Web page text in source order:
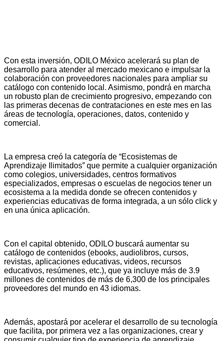
Con esta inversión, ODILO México acelerará su plan de
desarrollo para atender al mercado mexicano e impulsar la
colaboración con proveedores nacionales para ampliar su
catálogo con contenido local. Asimismo, pondrá en marcha
un robusto plan de crecimiento progresivo, empezando con
las primeras decenas de contrataciones en este mes en las
áreas de tecnología, operaciones, datos, contenido y
comercial.
La empresa creó la categoría de “Ecosistemas de
Aprendizaje Ilimitados” que permite a cualquier organización
como colegios, universidades, centros formativos
especializados, empresas o escuelas de negocios tener un
ecosistema a la medida donde se ofrecen contenidos y
experiencias educativas de forma integrada, a un sólo click y
en una única aplicación.
Con el capital obtenido, ODILO buscará aumentar su
catálogo de contenidos (ebooks, audiolibros, cursos,
revistas, aplicaciones educativas, videos, recursos
educativos, resúmenes, etc.), que ya incluye más de 3.9
millones de contenidos de más de 6,300 de los principales
proveedores del mundo en 43 idiomas.
Además, apostará por acelerar el desarrollo de su tecnología
que facilita, por primera vez a las organizaciones, crear y